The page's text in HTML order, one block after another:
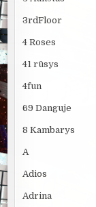
3rdFloor
4 Roses
41 rūsys
4fun
69 Danguje
8 Kambarys
A
Adios
Adrina